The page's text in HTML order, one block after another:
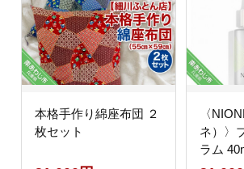
本格手作り綿座布団 ２
枚セット
〈
ネ）〉
ラム